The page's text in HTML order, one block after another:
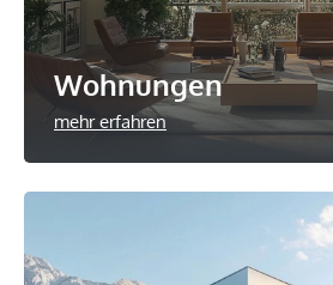
Wohnungen
mehr erfahren